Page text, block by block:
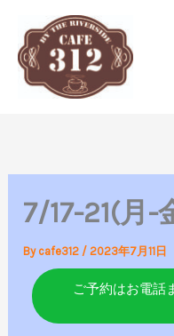
プ
7/17-21(月-
By cafe312 /2023年7月11日
ご予約はお電話